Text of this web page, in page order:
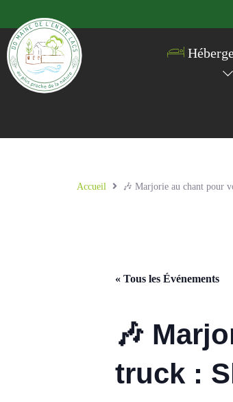
Accueil 🎶 Marjorie au chant pour
« Tous les Événements
🎶
truck :